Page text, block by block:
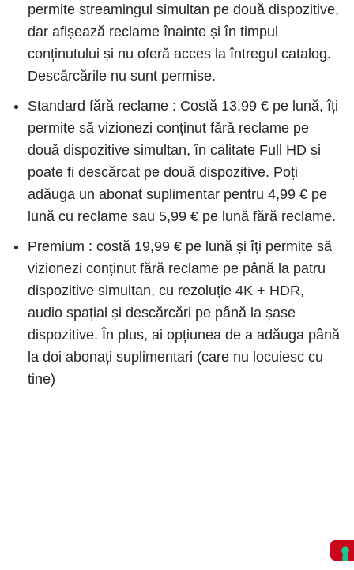
permite streamingul simultan pe două dispozitive,
dar afișează reclame înainte și în timpul
conținutului și nu oferă acces la întregul catalog.
Descărcările nu sunt permise.
Standard fără reclame : Costă 13,99 € pe lună, îți
permite să vizionezi conținut fără reclame pe
două dispozitive simultan, în calitate Full HD și
poate fi descărcat pe două dispozitive. Poți
adăuga un abonat suplimentar pentru 4,99 € pe
lună cu reclame sau 5,99 € pe lună fără reclame.
Premium : costă 19,99 € pe lună și îți permite să
vizionezi conținut fără reclame pe până la patru
dispozitive simultan, cu rezoluție 4K + HDR,
audio spațial și descărcări pe până la șase
dispozitive. În plus, ai opțiunea de a adăuga până
la doi abonați suplimentari (care nu locuiesc cu
tine)